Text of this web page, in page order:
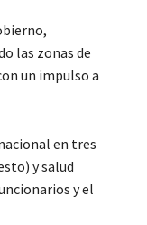
las zonas de
un impulso a
en tres
y salud
y el